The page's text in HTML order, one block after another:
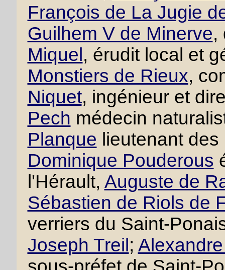
François de La Jugie
Guilhem V de Minerve,
Miquel , érudit local et
Monstiers de Rieux,
Niquet, ingénieur et
Pech médecin
Planque lieutenant
Dominique Pouderous
l'Hérault, Auguste de
Sébastien de Riols de
verriers du Saint-
Joseph Treil ;